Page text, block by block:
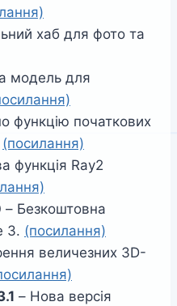
хаб для фото та
модель для
функцію початкових
(посилання)
функція Ray2
– Безкоштовна
3. (посилання)
величезних 3D-
– Нова версія